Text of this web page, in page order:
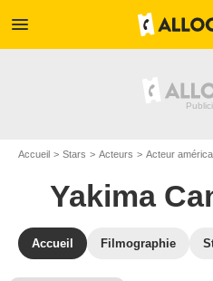
menu
Accueil Stars Acteurs Acteur
Yakima
Accueil Filmographie